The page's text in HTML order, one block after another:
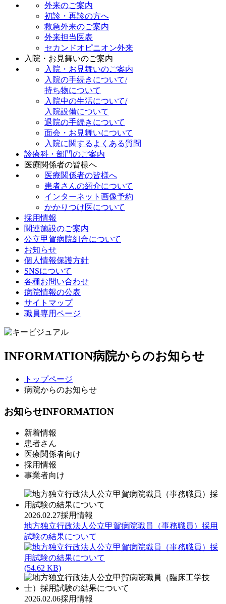
外来のご案内
初診・再診の方へ
救急外来のご案内
外来担当医表
セカンドオピニオン外来
入院・お見舞いのご案内
入院・お見舞いのご案内
入院の手続きについて/
持ち物について
入院中の生活について/
入院設備について
退院の手続きについて
面会・お見舞いについて
入院に関するよくある質問
診療科・部門のご案内
医療関係者の皆様へ
医療関係者の皆様へ
患者さんの紹介について
インターネット画像予約
かかりつけ医について
採用情報
関連施設のご案内
公立甲賀病院組合について
お知らせ
個人情報保護方針
SNSについて
各種お問い合わせ
病院情報の公表
サイトマップ
職員専用ページ
INFORMATION病院からのお知らせ
トップページ
病院からのお知らせ
お知らせINFORMATION
新着情報
患者さん
医療関係者向け
採用情報
事業者向け
2026.02.27採用情報
地方独立行政法人公立甲賀病院職員（事務職員）採用
試験の結果について
(54.62 KB)
2026.02.06採用情報